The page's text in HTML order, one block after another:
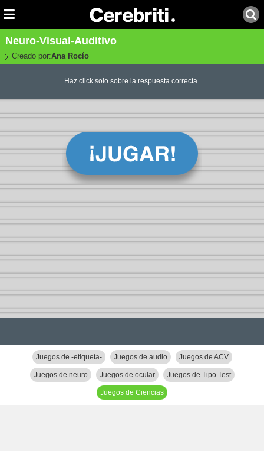
Neuro-Visual-Auditivo
Creado por:Ana Rocío
Haz click solo sobre la respuesta correcta.
Juegos de -etiqueta- Juegos de audio Juegos de ACV
Juegos de neuro Juegos de ocular Juegos de Tipo Test
Juegos de Ciencias